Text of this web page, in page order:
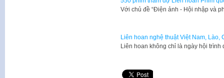
Với chủ đề “Điện ảnh - Hội nhập và
Liên hoan nghệ thuật Việt Nam, Lào,
Liên hoan không chỉ là ngày hội